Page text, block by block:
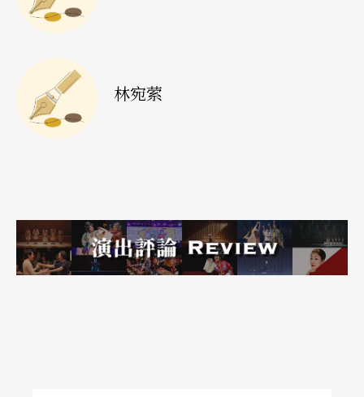
场面调度的思考。
此外，综观空间全景还有一个实用的隐形好处是：
能看见喜欢的艺术家，也能马上冲下楼堵人。音乐
班学小号的她，曾在二○一七两厅院夏日爵士派对
喔，那身影超熟悉的。」她快乐地秀出手机存著的
合影，「当然马上冲下去找他拍照啊！」
林宛萦